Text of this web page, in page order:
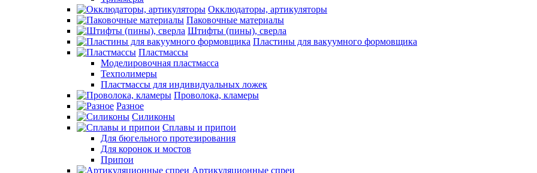
Окклюдаторы, артикуляторы
Паковочные материалы
Штифты (пины), сверла
Пластины для вакуумного формовщика
Пластмассы
Моделировочная пластмасса
Техполимеры
Пластмассы для индивидуальных ложек
Проволока, кламеры
Разное
Силиконы
Сплавы и припои
Для бюгельного протезирования
Для коронок и мостов
Припои
Артикуляционные спреи